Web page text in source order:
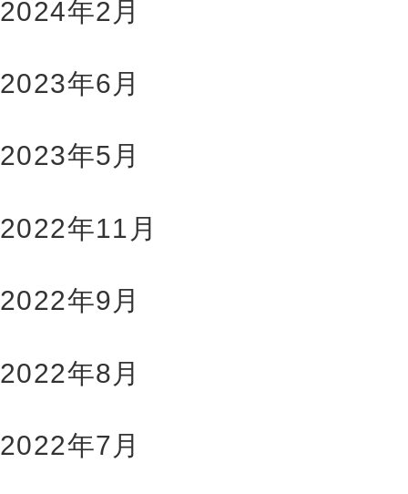
2024年2月
2023年6月
2023年5月
2022年11月
2022年9月
2022年8月
2022年7月